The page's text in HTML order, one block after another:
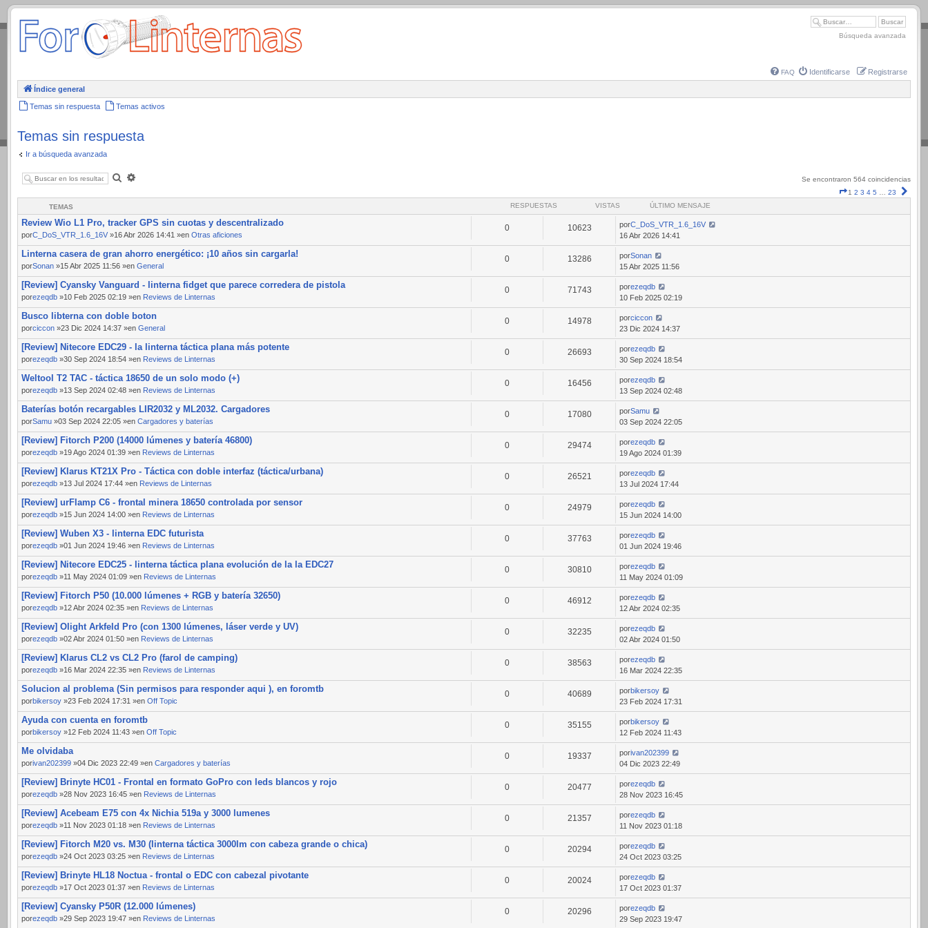
.
Búsqueda avanzada
FAQ Identificarse Registrarse
Índice general
Temas sin respuesta Temas activos
Temas sin respuesta
Ir a búsqueda avanzada
Buscar
Se encontraron 564 coincidencias
Página
1 2 3 4 5 23
TEMAS RESPUESTAS VISTAS ÚLTIMO MENSAJE
Review Wio L1 Pro, tracker GPS sin cuotas y descentralizado
porC_DoS_VTR_1.6_16V »16 Abr 2026 14:41 »en Otras aficiones
0 10623 porC_DoS_VTR_1.6_16V
16 Abr 2026 14:41
Linterna casera de gran ahorro energético: ¡10 años sin cargarla!
porSonan »15 Abr 2025 11:56 »en General
0 13286 porSonan
15 Abr 2025 11:56
[Review] Cyansky Vanguard - linterna fidget que parece corredera de pistola
porezeqdb »10 Feb 2025 02:19 »en Reviews de Linternas
0 71743 porezeqdb
10 Feb 2025 02:19
Busco libterna con doble boton
porciccon »23 Dic 2024 14:37 »en General
0 14978 porciccon
23 Dic 2024 14:37
[Review] Nitecore EDC29 - la linterna táctica plana más potente
porezeqdb »30 Sep 2024 18:54 »en Reviews de Linternas
0 26693 porezeqdb
30 Sep 2024 18:54
Weltool T2 TAC - táctica 18650 de un solo modo (+)
porezeqdb »13 Sep 2024 02:48 »en Reviews de Linternas
0 16456 porezeqdb
13 Sep 2024 02:48
Baterías botón recargables LIR2032 y ML2032. Cargadores
porSamu »03 Sep 2024 22:05 »en Cargadores y baterías
0 17080 porSamu
03 Sep 2024 22:05
[Review] Fitorch P200 (14000 lúmenes y batería 46800)
porezeqdb »19 Ago 2024 01:39 »en Reviews de Linternas
0 29474 porezeqdb
19 Ago 2024 01:39
[Review] Klarus KT21X Pro - Táctica con doble interfaz (táctica/urbana)
porezeqdb »13 Jul 2024 17:44 »en Reviews de Linternas
0 26521 porezeqdb
13 Jul 2024 17:44
[Review] urFlamp C6 - frontal minera 18650 controlada por sensor
porezeqdb »15 Jun 2024 14:00 »en Reviews de Linternas
0 24979 porezeqdb
15 Jun 2024 14:00
[Review] Wuben X3 - linterna EDC futurista
porezeqdb »01 Jun 2024 19:46 »en Reviews de Linternas
0 37763 porezeqdb
01 Jun 2024 19:46
[Review] Nitecore EDC25 - linterna táctica plana evolución de la la EDC27
porezeqdb »11 May 2024 01:09 »en Reviews de Linternas
0 30810 porezeqdb
11 May 2024 01:09
[Review] Fitorch P50 (10.000 lúmenes + RGB y batería 32650)
porezeqdb »12 Abr 2024 02:35 »en Reviews de Linternas
0 46912 porezeqdb
12 Abr 2024 02:35
[Review] Olight Arkfeld Pro (con 1300 lúmenes, láser verde y UV)
porezeqdb »02 Abr 2024 01:50 »en Reviews de Linternas
0 32235 porezeqdb
02 Abr 2024 01:50
[Review] Klarus CL2 vs CL2 Pro (farol de camping)
porezeqdb »16 Mar 2024 22:35 »en Reviews de Linternas
0 38563 porezeqdb
16 Mar 2024 22:35
Solucion al problema (Sin permisos para responder aqui ), en foromtb
porbikersoy »23 Feb 2024 17:31 »en Off Topic
0 40689 porbikersoy
23 Feb 2024 17:31
Ayuda con cuenta en foromtb
porbikersoy »12 Feb 2024 11:43 »en Off Topic
0 35155 porbikersoy
12 Feb 2024 11:43
Me olvidaba
porivan202399 »04 Dic 2023 22:49 »en Cargadores y baterías
0 19337 porivan202399
04 Dic 2023 22:49
[Review] Brinyte HC01 - Frontal en formato GoPro con leds blancos y rojo
porezeqdb »28 Nov 2023 16:45 »en Reviews de Linternas
0 20477 porezeqdb
28 Nov 2023 16:45
[Review] Acebeam E75 con 4x Nichia 519a y 3000 lumenes
porezeqdb »11 Nov 2023 01:18 »en Reviews de Linternas
0 21357 porezeqdb
11 Nov 2023 01:18
[Review] Fitorch M20 vs. M30 (linterna táctica 3000lm con cabeza grande o chica)
porezeqdb »24 Oct 2023 03:25 »en Reviews de Linternas
0 20294 porezeqdb
24 Oct 2023 03:25
[Review] Brinyte HL18 Noctua - frontal o EDC con cabezal pivotante
porezeqdb »17 Oct 2023 01:37 »en Reviews de Linternas
0 20024 porezeqdb
17 Oct 2023 01:37
[Review] Cyansky P50R (12.000 lúmenes)
porezeqdb »29 Sep 2023 19:47 »en Reviews de Linternas
0 20296 porezeqdb
29 Sep 2023 19:47